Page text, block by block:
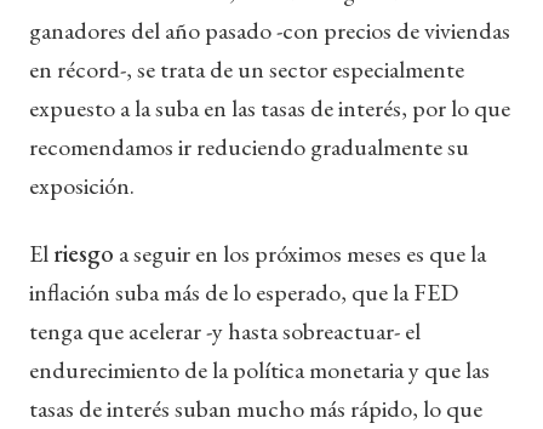
ganadores del año pasado -con precios de viviendas
en récord-, se trata de un sector especialmente
expuesto a la suba en las tasas de interés, por lo que
recomendamos ir reduciendo gradualmente su
exposición.
Elriesgo a seguir en los próximos meses es que la
inflación suba más de lo esperado, que la FED
tenga que acelerar -y hasta sobreactuar- el
endurecimiento de la política monetaria y que las
tasas de interés suban mucho más rápido, lo que